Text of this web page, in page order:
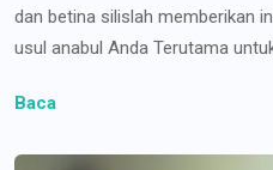
dan betina silislah memberikan
usul anabul Anda Terutama
Baca